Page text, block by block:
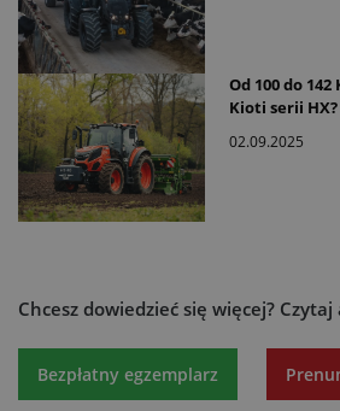
Od 100 do
Kioti serii HX?
02.09.2025
Chcesz dowiedzieć się więcej? Czytaj
Bezpłatny egzemplarz